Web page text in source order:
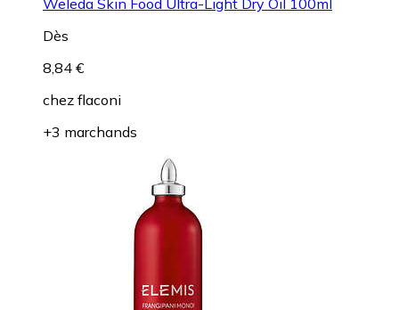
Dès
8,84 €
chez flaconi
+3 marchands